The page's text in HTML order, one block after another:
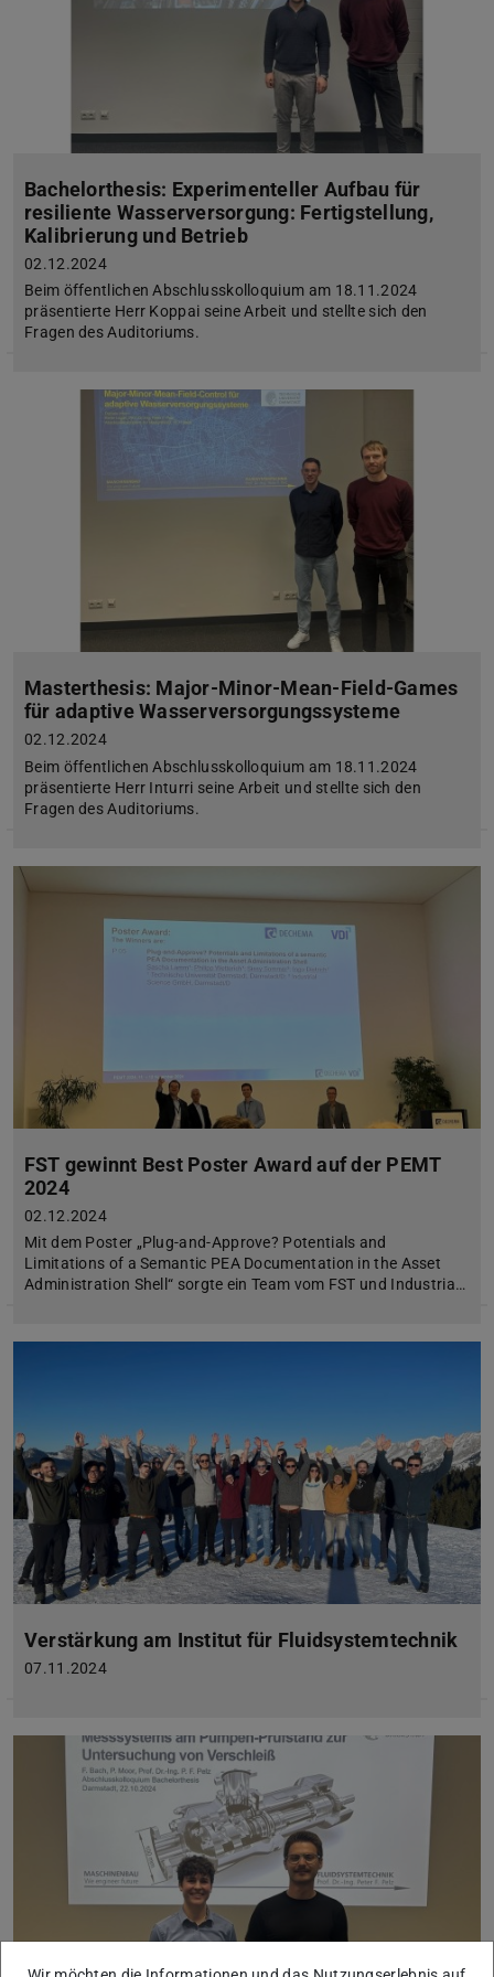
Bachelorthesis: Experimenteller Aufbau für
resiliente Wasserversorgung: Fertigstellung,
Kalibrierung und Betrieb
02.12.2024
Beim öffentlichen Abschlusskolloquium am 18.11.2024
präsentierte Herr Koppai seine Arbeit und stellte sich den
Fragen des Auditoriums.
Masterthesis: Major-Minor-Mean-Field-Games
für adaptive Wasserversorgungssysteme
02.12.2024
Beim öffentlichen Abschlusskolloquium am 18.11.2024
präsentierte Herr Inturri seine Arbeit und stellte sich den
Fragen des Auditoriums.
FST gewinnt Best Poster Award auf der PEMT
2024
02.12.2024
Mit dem Poster „Plug-and-Approve? Potentials and
Limitations of a Semantic PEA Documentation in the Asset
Administration Shell“ sorgte ein Team vom FST und Industria…
Verstärkung am Institut für Fluidsystemtechnik
07.11.2024